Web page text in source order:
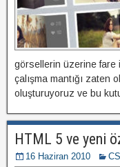
görsellerin üzerine fare
çalışma mantığı zaten
oluşturuyoruz ve bu
HTML 5 ve yeni
16 Haziran 2010